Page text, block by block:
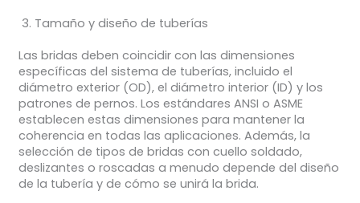
Tamaño y diseño de tuberías
Las bridas deben coincidir con las dimensiones
específicas del sistema de tuberías, incluido el
diámetro exterior (OD), el diámetro interior (ID) y los
patrones de pernos. Los estándares ANSI o ASME
establecen estas dimensiones para mantener la
coherencia en todas las aplicaciones. Además, la
selección de tipos de bridas con cuello soldado,
deslizantes o roscadas a menudo depende del diseño
de la tubería y de cómo se unirá la brida.